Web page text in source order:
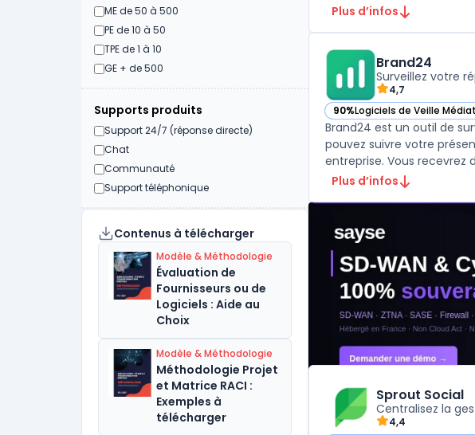
ME de 50 à 500
PE de 10 à 50
TPE de 1 à 10
GE + de 500
Supports produits
Support 24/7 (réponse directe)
Chat
Communauté
Support téléphonique
Contenus à télécharger
Modèle & Méthodologie
Évaluation de
Fournisseurs ou de
Logiciels : Aide au
Choix
Modèle & Méthodologie
Méthodologie Projet
et Matrice RACI :
Exemples à
télécharger
Plus d’infos
Brand24
Surveillez votre
4,7
90%Logiciels de Veille
— voir Brand24 dans cette
Brand24 est un outil de
pouvez suivre votre
entreprise. Vous recevrez
Plus d’infos
Sprout Social
Centralisez la
4,4